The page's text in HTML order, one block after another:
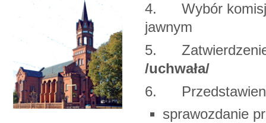
4. Wybór komisji
jawnym
5.
/uchwała/
6.
sprawozdanie